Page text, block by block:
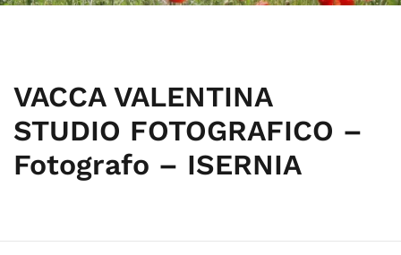
VACCA VALENTINA
STUDIO FOTOGRAFICO –
Fotografo – ISERNIA